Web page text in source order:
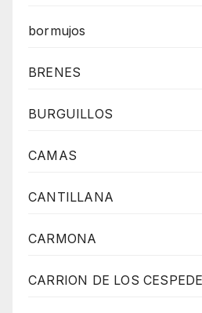
bormujos
BRENES
BURGUILLOS
CAMAS
CANTILLANA
CARMONA
CARRION DE LOS